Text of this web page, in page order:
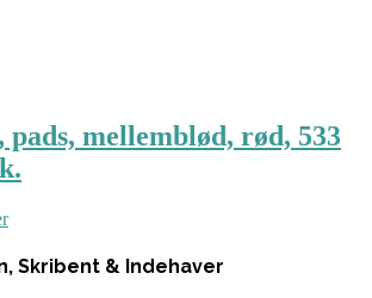
mellemblød, rød, 533
Skribent & Indehaver